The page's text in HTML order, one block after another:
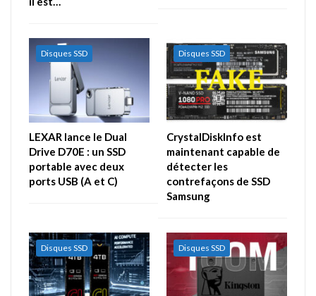
Disques SSD
LEXAR lance le Dual
Drive D70E : un SSD
portable avec deux
ports USB (A et C)
Disques SSD
CrystalDiskInfo est
maintenant capable de
détecter les
contrefaçons de SSD
Samsung
Disques SSD Disques SSD